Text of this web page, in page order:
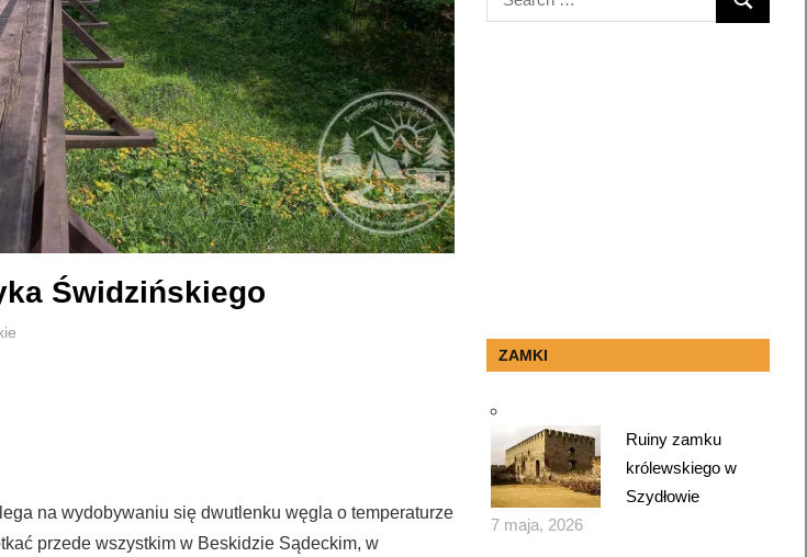
Świdzińskiego
na wydobywaniu się dwutlenku węgla o temperaturze
przede wszystkim w Beskidzie Sądeckim, w
for:
SEARCH
ZAMKI
Ruiny zamku
królewskiego w
Szydłowie
7 maja, 2026